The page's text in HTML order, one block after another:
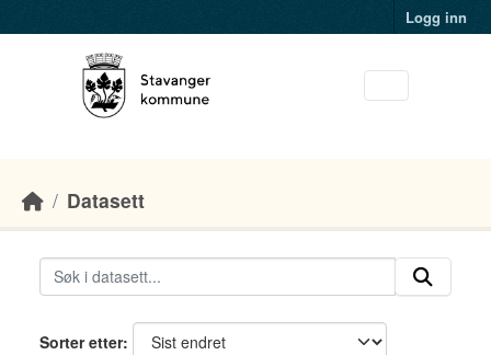
Logg inn
Datasett
Sorter etter